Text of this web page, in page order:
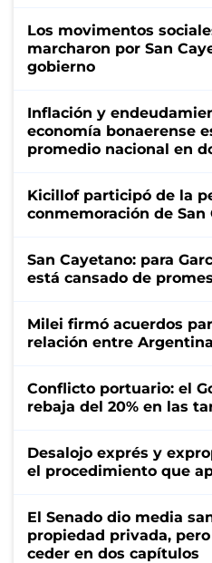
Los movimentos
marcharon por San
gobierno
Inflación y
economía bonaerense
promedio nacional en
Kicillof participó de la
conmemoración de San
San Cayetano: para
está cansado de
Milei firmó acuerdos
relación entre
Conflicto portuario: el
rebaja del 20% en las
Desalojo exprés y
el procedimiento que
El Senado dio media
propiedad privada,
ceder en dos capítulos